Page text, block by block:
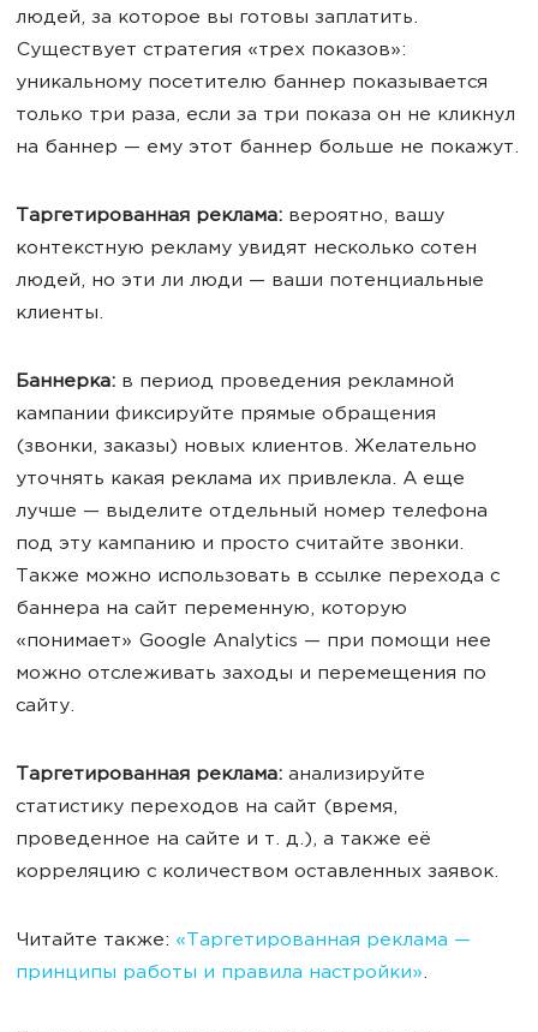
людей, за которое вы готовы заплатить.
Существует стратегия «трех показов»:
уникальному посетителю баннер показывается
только три раза, если за три показа он не кликнул
на баннер — ему этот баннер больше не покажут.
Таргетированная реклама: вероятно, вашу
контекстную рекламу увидят несколько сотен
людей, но эти ли люди — ваши потенциальные
клиенты.
Баннерка: в период проведения рекламной
кампании фиксируйте прямые обращения
(звонки, заказы) новых клиентов. Желательно
уточнять какая реклама их привлекла. А еще
лучше — выделите отдельный номер телефона
под эту кампанию и просто считайте звонки.
Также можно использовать в ссылке перехода с
баннера на сайт переменную, которую
«понимает» Google Analytics — при помощи нее
можно отслеживать заходы и перемещения по
сайту.
Таргетированная реклама: анализируйте
статистику переходов на сайт (время,
проведенное на сайте и т. д.), а также её
корреляцию с количеством оставленных заявок.
Читайте также: «Таргетированная реклама —
принципы работы и правила настройки».